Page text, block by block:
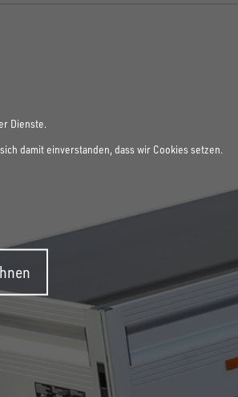
Dienste.
damit einverstanden, dass wir Cookies setzen.